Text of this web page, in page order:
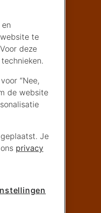
te
deze
“Nee,
de website
Je
privacy